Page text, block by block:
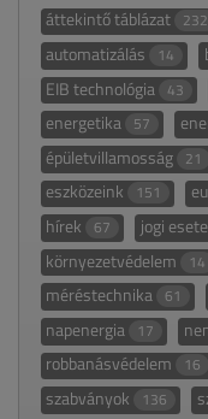
áttekintő táblázat 232
automatizálás 14
EIB technológia 43
energetika 57
épületvillamosság 21
eszközeink 151
hírek 67 jogi
környezetvédelem 14
méréstechnika 61
napenergia 17
robbanásvédelem 16
szabványok 136